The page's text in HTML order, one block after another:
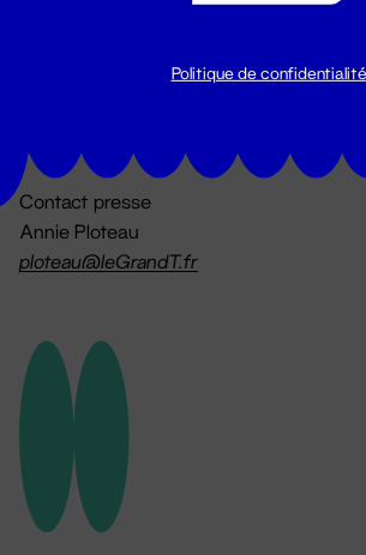
Du lundi au vendredi 14h → 18h
Contact presse
Annie Ploteau
ploteau@leGrandT.fr
Politique de confidentialité